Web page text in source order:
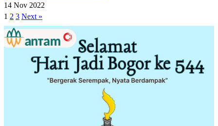
14 Nov 2022
1 2 3 Next »